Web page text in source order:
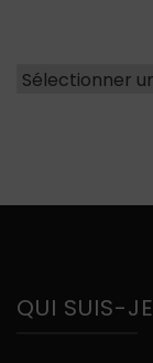
Catégories
QUI SUIS-